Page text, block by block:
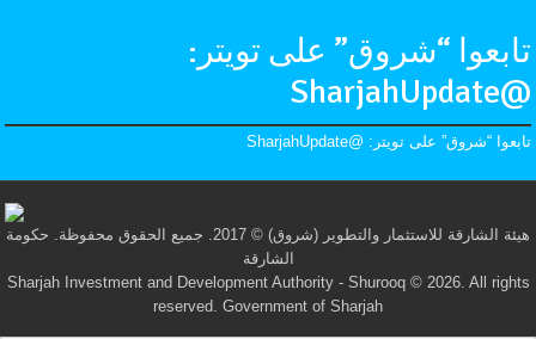
تابعوا “شروق” على تويتر:
@SharjahUpdate
تابعوا “شروق” على تويتر: @SharjahUpdate
هيئة الشارقة للاستثمار والتطوير (شروق) © 2017. جميع الحقوق محفوظة. حكومة
الشارقة
Sharjah Investment and Development Authority - Shurooq © 2026. All rights
reserved. Government of Sharjah